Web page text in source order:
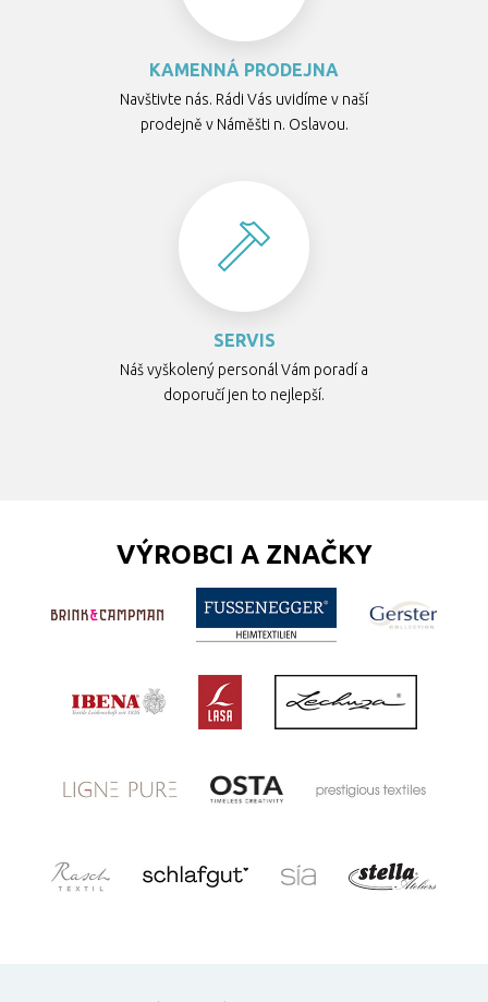
KAMENNÁ PRODEJNA
Navštivte nás. Rádi Vás uvidíme v naší
prodejně v Náměšti n. Oslavou.
SERVIS
Náš vyškolený personál Vám poradí a
doporučí jen to nejlepší.
VÝROBCI A ZNAČKY